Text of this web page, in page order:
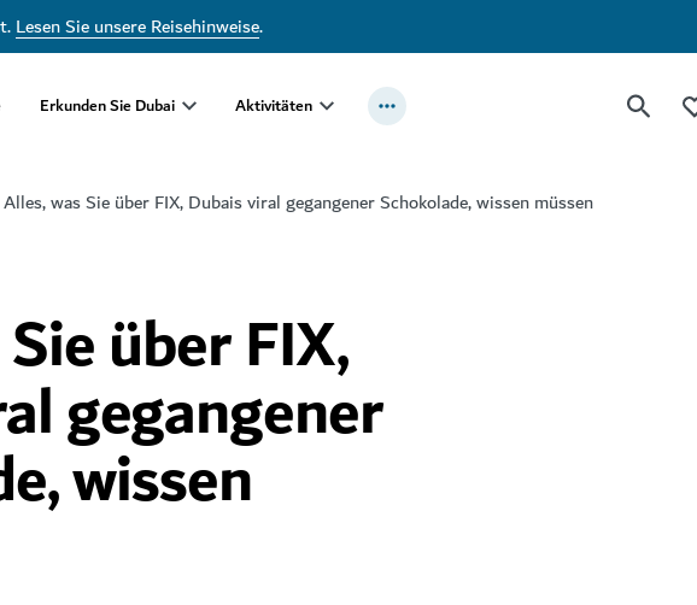
Lesen Sie unsere Reisehinweise.
Erkunden Sie Dubai Aktivitäten
Alles, was Sie über FIX, Dubais viral gegangener Schokolade, wissen müssen
über FIX,
gegangener
wissen